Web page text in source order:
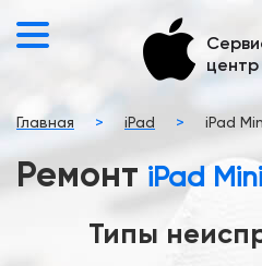
центр
Главная > iPad > iPad
Ремонт iPad Mini
Типы